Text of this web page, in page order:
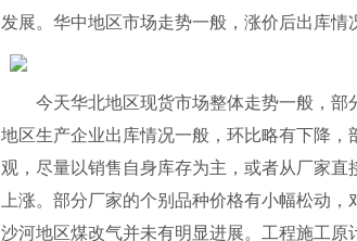
发展。华中地区市场走势一般，涨价后出库情
今天华北地区现货市场整体走势一般，部
地区生产企业出库情况一般，环比略有下降
观，尽量以销售自身库存为主，或者从厂家
上涨。部分厂家的个别品种价格有小幅松动
沙河地区煤改气并未有明显进展。工程施工